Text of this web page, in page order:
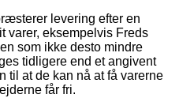
levering efter en
varer, eksempelvis Freds
som ikke desto mindre
tidligere end et angivent
til at de kan nå at få varerne
får fri.